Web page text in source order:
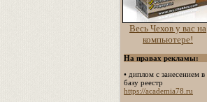
Весь Чехов у вас на
компьютере!
На правах рекламы:
• диплом с занесением в
базу реестр
https://academia78.ru